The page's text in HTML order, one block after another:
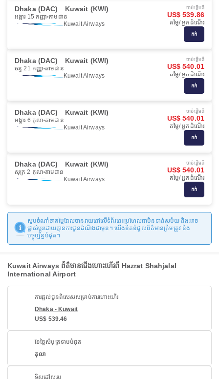
Dhaka (DAC) Kuwait (KWI)
អង្គារ 15 កញ្ញា តាមដាន
Kuwait Airways
ចាប់ផ្ដើមពី
US$ 539.86
តម្លៃ/ អ្នកដំណើរ
កក់
Dhaka (DAC) Kuwait (KWI)
ចន្ទ 21 កញ្ញា តាមដាន
Kuwait Airways
ចាប់ផ្ដើមពី
US$ 540.01
តម្លៃ/ អ្នកដំណើរ
កក់
Dhaka (DAC) Kuwait (KWI)
អង្គារ 6 តុលា តាមដាន
Kuwait Airways
ចាប់ផ្ដើមពី
US$ 540.01
តម្លៃ/ អ្នកដំណើរ
កក់
Dhaka (DAC) Kuwait (KWI)
សុក្រ 2 តុលា តាមដាន
Kuwait Airways
ចាប់ផ្ដើមពី
US$ 540.01
តម្លៃ/ អ្នកដំណើរ
កក់
សូមចំណាំថាតម្លៃដែលបានរាយនៅលើទំព័រនេះប្រហែលជាមិនទាន់សម័យ និងអាច
ផ្លាស់ប្តូរដោយគ្មានការជូនដំណឹងជាមុន។ យើងខិតខំផ្តល់ព័ត៌មានត្រឹមត្រូវ និង
បច្ចុប្បន្នបំផុត។
Kuwait Airways ព័ត៌មានជើងហោះហើរពី Hazrat Shahjalal
International Airport
ការផ្តល់ជូនពិសេសសម្រាប់ការហោះហើរ
Dhaka - Kuwait
US$ 539.46
ខែថ្លៃសំបុត្រទាបបំផុត
តុលា
ទិសដៅសរុប